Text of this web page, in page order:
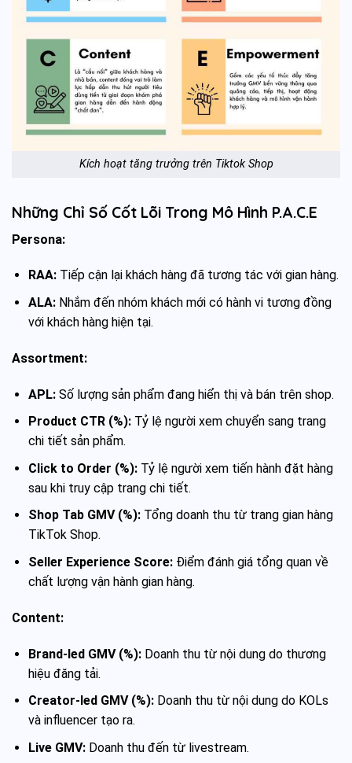
Kích hoạt tăng trưởng trên Tiktok Shop
Những Chỉ Số Cốt Lõi Trong Mô Hình P.A.C.E
Persona:
RAA:Tiếp cận lại khách hàng đã tương tác với gian hàng.
ALA:Nhắm đến nhóm khách mới có hành vi tương đồng
với khách hàng hiện tại.
Assortment:
APL:Số lượng sản phẩm đang hiển thị và bán trên shop.
Product CTR (%):Tỷ lệ người xem chuyển sang trang
chi tiết sản phẩm.
Click to Order (%):Tỷ lệ người xem tiến hành đặt hàng
sau khi truy cập trang chi tiết.
Shop Tab GMV (%):Tổng doanh thu từ trang gian hàng
TikTok Shop.
Seller Experience Score:Điểm đánh giá tổng quan về
chất lượng vận hành gian hàng.
Content:
Brand-Ied GMV (%):Doanh thu từ nội dung do thương
hiệu đăng tải.
Creator-Ied GMV (%):Doanh thu từ nội dung do KOLs
và influencer tạo ra.
Live GMV:Doanh thu đến từ livestream.